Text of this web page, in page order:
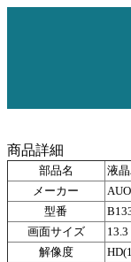
商品詳細
部品名
液
メーカー
AUO
型番
画面サイズ
13.3
解像度